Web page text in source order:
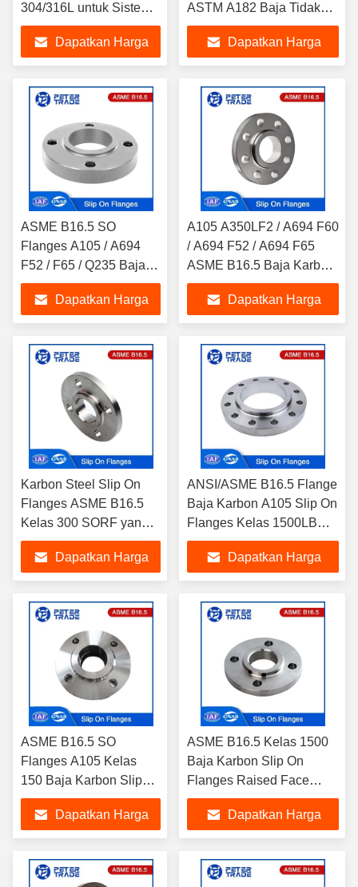
304/316L untuk Sistem
Pipa Industri Rentang
Tekanan Hingga 1500
Dapatkan Harga
ASTM A182 Baja Tidak
Karat SS304L SS316L
SORF Flange Slip On
Flanges
Dapatkan Harga
ASME B16.5 SO
Flanges A105 / A694
F52 / F65 / Q235 Baja
Karbon Dipalsukan Slip
On Flange Kelas 150LB
SORF
Dapatkan Harga
A105 A350LF2 / A694 F60
/ A694 F52 / A694 F65
ASME B16.5 Baja Karbon
Slip On Flanges Kelas
400LB SORFDapatkan Harga
Karbon Steel Slip On
Flanges ASME B16.5
Kelas 300 SORF yang
ditinggikan untuk
kebutuhan pipa
Dapatkan Harga
ANSI/ASME B16.5 Flange
Baja Karbon A105 Slip On
Flanges Kelas 1500LB
Untuk Sistem Saluran Air
Dapatkan Harga
ASME B16.5 SO
Flanges A105 Kelas
150 Baja Karbon Slip
On Flange untuk Sistem
Pipa
Dapatkan Harga
ASME B16.5 Kelas 1500
Baja Karbon Slip On
Flanges Raised Face
A105 SORF untuk Industri
Minyak dan Gas
Dapatkan Harga